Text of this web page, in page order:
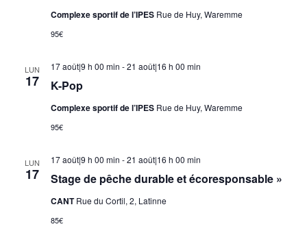
Complexe sportif de l’IPES Rue de Huy, Waremme
95€
LUN
17 K-Pop
17 août|9 h 00 min -21 août|16 h 00 min
Complexe sportif de l’IPES Rue de Huy, Waremme
95€
LUN
17 Stage de pêche durable et écoresponsable »
17 août|9 h 00 min -21 août|16 h 00 min
CANTRue du Cortil, 2, Latinne
85€